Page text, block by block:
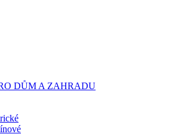
DŮM A ZAHRADU